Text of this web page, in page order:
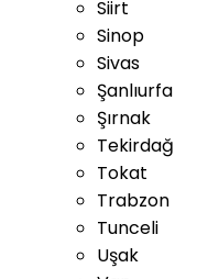
Siirt
Sinop
Sivas
Şanlıurfa
Şırnak
Tekirdağ
Tokat
Trabzon
Tunceli
Uşak